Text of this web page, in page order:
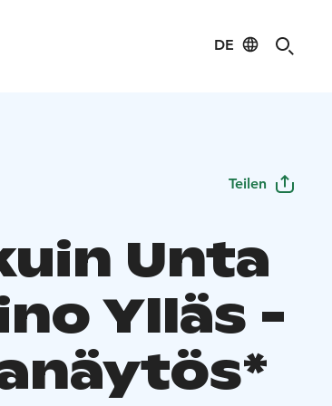
DE
Teilen
Unta
Ylläs -